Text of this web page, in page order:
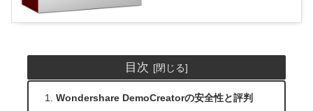
目次
Wondershare DemoCreatorの安全性と評判